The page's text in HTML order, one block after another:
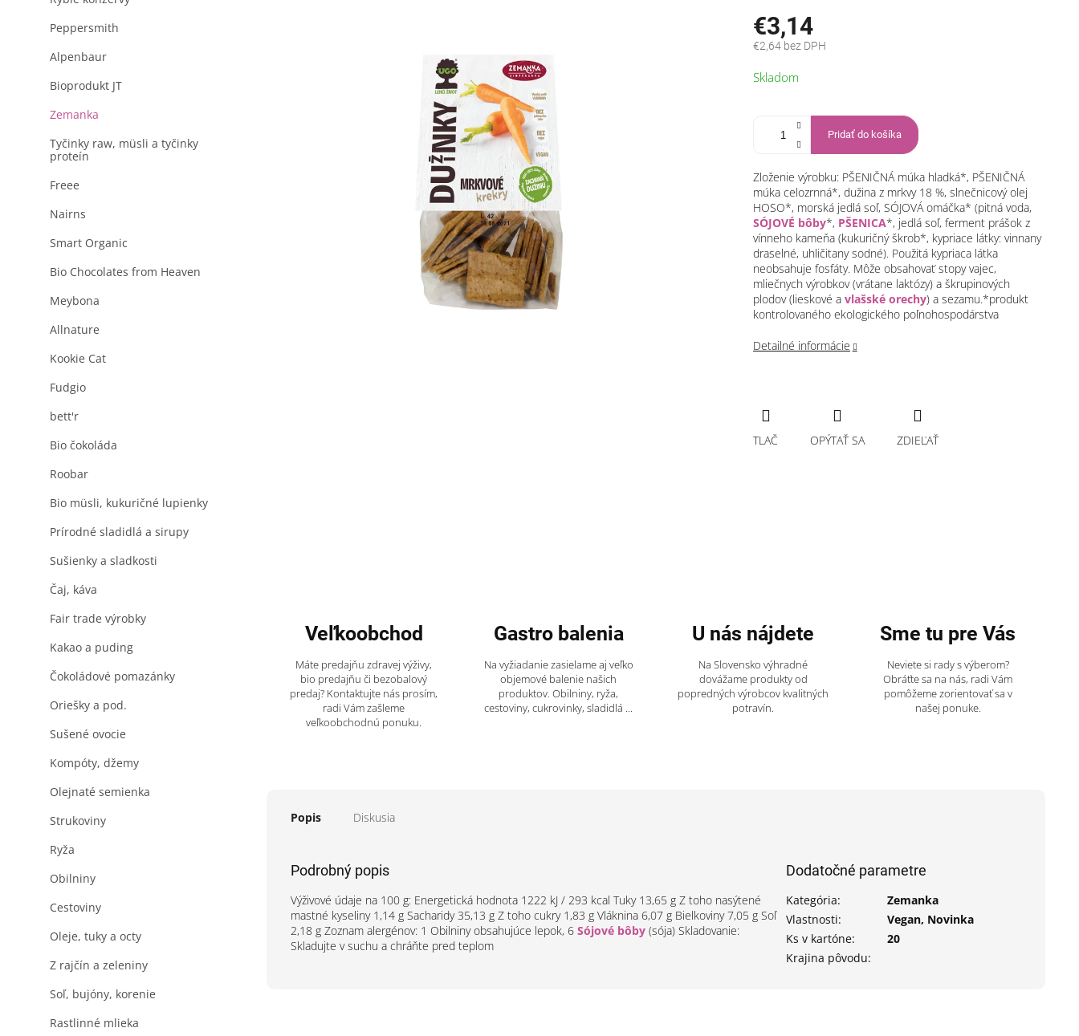
Peppersmith
Alpenbaur
Bioprodukt JT
Zemanka
Tyčinky raw, müsli a tyčinky
proteín
Freee
Nairns
Smart Organic
Bio Chocolates from Heaven
Meybona
Allnature
Kookie Cat
Fudgio
bett'r
Bio čokoláda
Roobar
Bio müsli, kukuričné lupienky
Prírodné sladidlá a sirupy
Sušienky a sladkosti
Čaj, káva
Fair trade výrobky
Kakao a puding
Čokoládové pomazánky
Oriešky a pod.
Sušené ovocie
Kompóty, džemy
Olejnaté semienka
Strukoviny
Ryža
Obilniny
Cestoviny
Oleje, tuky a octy
Z rajčín a zeleniny
Soľ, bujóny, korenie
Rastlinné mlieka
€3,14
€2,64 bez DPH
cena:
Skladom
Pridať do košíka
Zloženie výrobku: PŠENIČNÁ múka hladká*, PŠENIČNÁ
múka celozrnná*, dužina z mrkvy 18 %, slnečnicový olej
HOSO*, morská jedlá soľ, SÓJOVÁ omáčka* (pitná voda,
SÓJOVÉ bôby*, PŠENICA*, jedlá soľ, ferment prášok z
vínneho kameňa (kukuričný škrob*, kypriace látky: vinnany
draselné, uhličitany sodné). Použitá kypriaca látka
neobsahuje fosfáty. Môže obsahovať stopy vajec,
mliečnych výrobkov (vrátane laktózy) a škrupinových
plodov (lieskové a vlašské orechy) a sezamu.*produkt
kontrolovaného ekologického poľnohospodárstva
Detailné informácie
TLAČ OPÝTAŤ SA ZDIEĽAŤ
Veľkoobchod
Máte predajňu zdravej výživy,
bio predajňu či bezobalový
predaj? Kontaktujte nás prosím,
radi Vám zašleme
veľkoobchodnú ponuku.
Gastro balenia
Na vyžiadanie zasielame aj veľko
objemové balenie našich
produktov. Obilniny, ryža,
cestoviny, cukrovinky, sladidlá ...
U nás nájdete
Na Slovensko výhradné
dovážame produkty od
popredných výrobcov kvalitných
potravín.
Sme tu pre Vás
Neviete si rady s výberom?
Obráťte sa na nás, radi Vám
pomôžeme zorientovať sa v
našej ponuke.
Popis Diskusia
Podrobný popis
Výživové údaje na 100 g: Energetická hodnota 1222 kJ / 293 kcal Tuky 13,65 g Z toho nasýtené
mastné kyseliny 1,14 g Sacharidy 35,13 g Z toho cukry 1,83 g Vláknina 6,07 g Bielkoviny 7,05 g Soľ
2,18 g Zoznam alergénov: 1 Obilniny obsahujúce lepok, 6 Sójové bôby (sója) Skladovanie:
Skladujte v suchu a chráňte pred teplom
Dodatočné parametre
Kategória:
Zemanka
Vlastnosti:
Vegan, Novinka
Ks v kartóne:
20
Krajina pôvodu: